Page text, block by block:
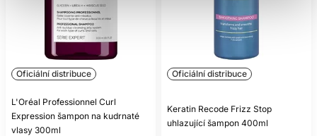
Oficiální distribuce
L'Oréal Professionnel Curl
Expression šampon na kudrnaté
vlasy 300ml
Oficiální distribuce
Keratin Recode Frizz Stop
uhlazující šampon 400ml